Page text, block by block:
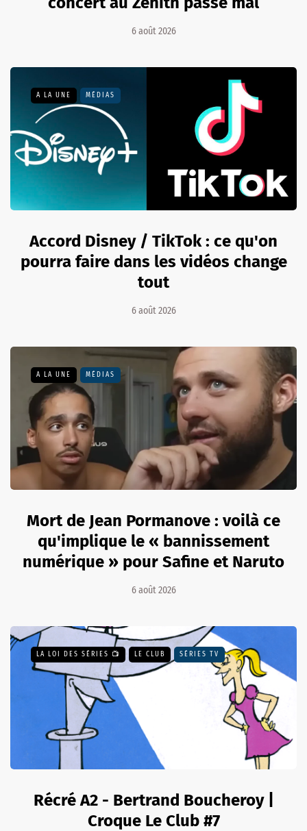
6 août 2026
A LA UNE MÉDIAS
Accord Disney / TikTok : ce qu'on
pourra faire dans les vidéos change
tout
6 août 2026
A LA UNE MÉDIAS
Mort de Jean Pormanove : voilà ce
qu'implique le « bannissement
numérique » pour Safine et Naruto
6 août 2026
LA LOI DES SÉRIES 📺 LE CLUB SÉRIES TV
Récré A2 - Bertrand Boucheroy |
Croque Le Club #7